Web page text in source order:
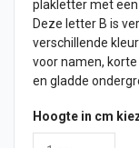
plakletter met
Deze letter B is
verschillende
voor namen,
en gladde
Hoogte in cm